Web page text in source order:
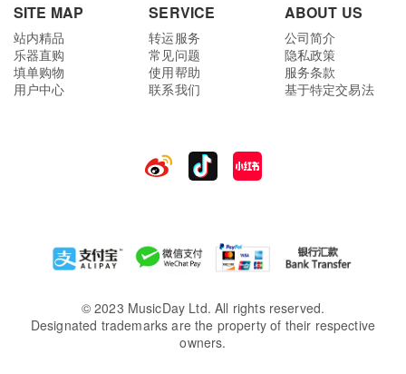
SITE MAP
站内精品
乐器直购
填单购物
用户中心
SERVICE
转运服务
常见问题
使用帮助
联系我们
ABOUT US
公司简介
隐私政策
服务条款
基于特定交易法
© 2023 MusicDay Ltd. All rights reserved.
Designated trademarks are the property of their respective
owners.